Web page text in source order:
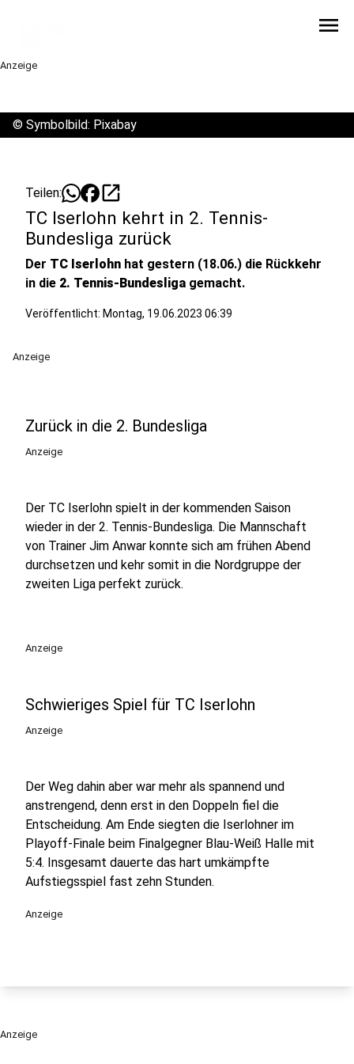
menu
Anzeige
© Symbolbild: Pixabay
Teilen: open_in_new
TC Iserlohn kehrt in 2. Tennis-
Bundesliga zurück
Der TC Iserlohn hat gestern (18.06.) die Rückkehr
in die 2. Tennis-Bundesliga gemacht.
Veröffentlicht: Montag, 19.06.2023 06:39
Anzeige
Zurück in die 2. Bundesliga
Anzeige
Der TC Iserlohn spielt in der kommenden Saison
wieder in der 2. Tennis-Bundesliga. Die Mannschaft
von Trainer Jim Anwar konnte sich am frühen Abend
durchsetzen und kehr somit in die Nordgruppe der
zweiten Liga perfekt zurück.
Anzeige
Schwieriges Spiel für TC Iserlohn
Anzeige
Der Weg dahin aber war mehr als spannend und
anstrengend, denn erst in den Doppeln fiel die
Entscheidung. Am Ende siegten die Iserlohner im
Playoff-Finale beim Finalgegner Blau-Weiß Halle mit
5:4. Insgesamt dauerte das hart umkämpfte
Aufstiegsspiel fast zehn Stunden.
Anzeige
Anzeige